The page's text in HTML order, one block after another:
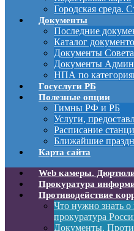
Городская среда.
Документы
Последние
Каталог
Документы
Документы
НПА по
Госуслуги РБ
Полезные опции
Гимны РФ и РБ
Услуги,
Расписание
Ближайшие
Карта сайта
Web камеры.
Прокуратура
Противодействие
Что нужно знать о
прокуратура
Документы.